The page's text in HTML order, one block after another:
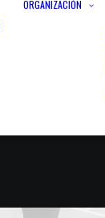
ORGANIZACIÓN